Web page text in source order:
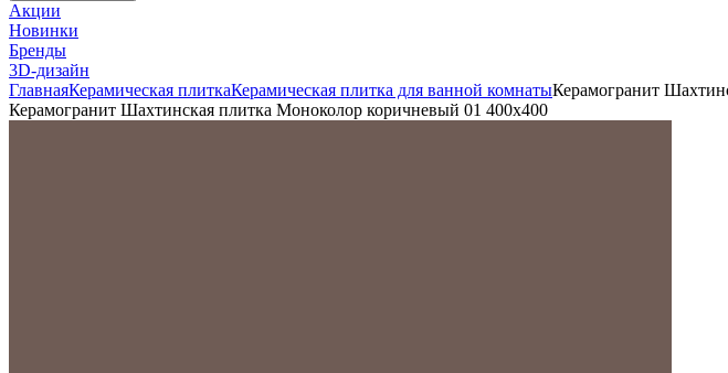
Акции
Новинки
Бренды
3D-дизайн
ГлавнаяКерамическая плиткаКерамическая плитка для ванной комнатыКерамогранит
Керамогранит Шахтинская плитка Моноколор коричневый 01 400х400